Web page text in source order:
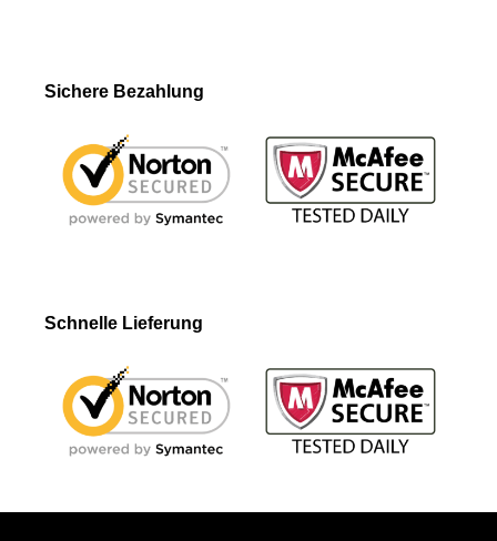
Sichere Bezahlung
Schnelle Lieferung